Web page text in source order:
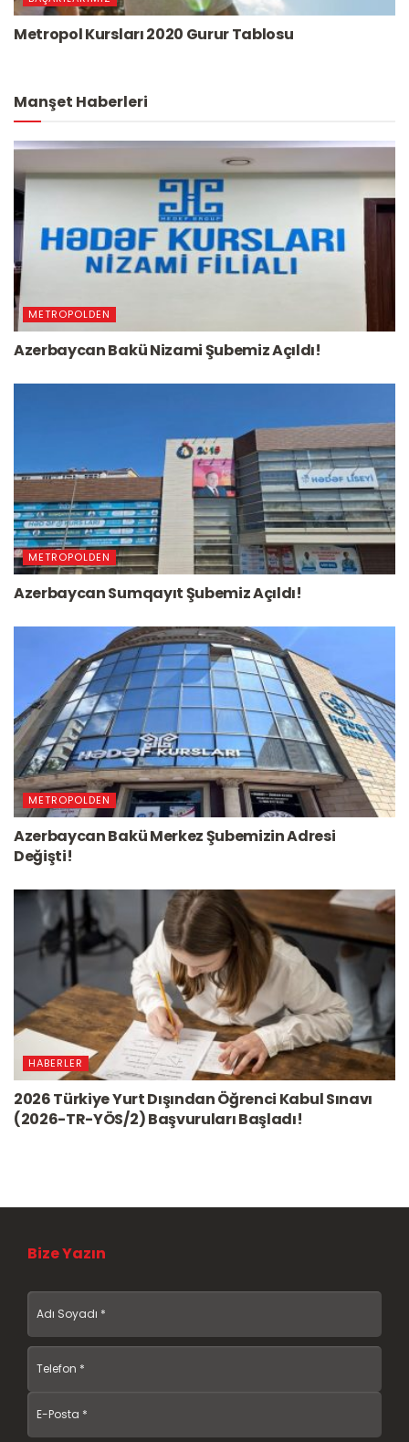
Metropol Kursları 2020 Gurur Tablosu
Manşet Haberleri
METROPOLDEN
Azerbaycan Bakü Nizami Şubemiz Açıldı!
METROPOLDEN
Azerbaycan Sumqayıt Şubemiz Açıldı!
METROPOLDEN
Azerbaycan Bakü Merkez Şubemizin Adresi
Değişti!
HABERLER
2026 Türkiye Yurt Dışından Öğrenci Kabul Sınavı
(2026-TR-YÖS/2) Başvuruları Başladı!
Bize Yazın